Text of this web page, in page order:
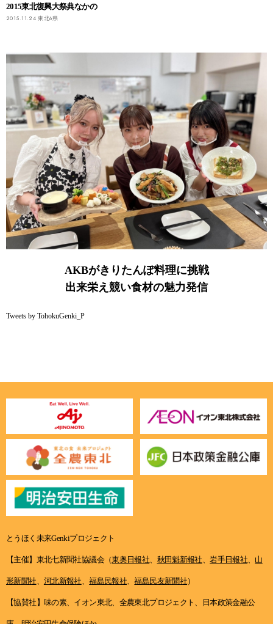
2015東北復興大祭典なかの
2015.11.24 東北6県
AKBがきりたんぽ料理に挑戦
出来栄え競い食材の魅力発信
Tweets by TohokuGenki_P
とうほく未来Genkiプロジェクト
【主催】東北七新聞社協議会（東奥日報社、 秋田魁新報社、岩手日報社、 山
形新聞社、 河北新報社、福島民報社、福島民友新聞社）
【協賛社】味の素、イオン東北、全農東北プロジェクト、日本政策金融公